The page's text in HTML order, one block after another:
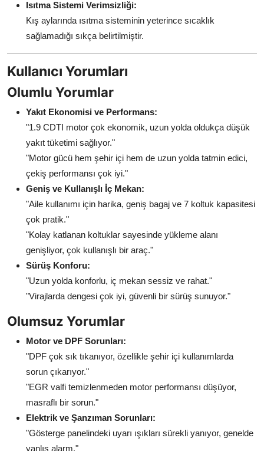
Isıtma Sistemi Verimsizliği:
Kış aylarında ısıtma sisteminin yeterince sıcaklık
sağlamadığı sıkça belirtilmiştir.
Kullanıcı Yorumları
Olumlu Yorumlar
Yakıt Ekonomisi ve Performans:
"1.9 CDTI motor çok ekonomik, uzun yolda oldukça düşük
yakıt tüketimi sağlıyor."
"Motor gücü hem şehir içi hem de uzun yolda tatmin edici,
çekiş performansı çok iyi."
Geniş ve Kullanışlı İç Mekan:
"Aile kullanımı için harika, geniş bagaj ve 7 koltuk kapasitesi
çok pratik."
"Kolay katlanan koltuklar sayesinde yükleme alanı
genişliyor, çok kullanışlı bir araç."
Sürüş Konforu:
"Uzun yolda konforlu, iç mekan sessiz ve rahat."
"Virajlarda dengesi çok iyi, güvenli bir sürüş sunuyor."
Olumsuz Yorumlar
Motor ve DPF Sorunları:
"DPF çok sık tıkanıyor, özellikle şehir içi kullanımlarda
sorun çıkarıyor."
"EGR valfi temizlenmeden motor performansı düşüyor,
masraflı bir sorun."
Elektrik ve Şanzıman Sorunları:
"Gösterge panelindeki uyarı ışıkları sürekli yanıyor, genelde
yanlış alarm."